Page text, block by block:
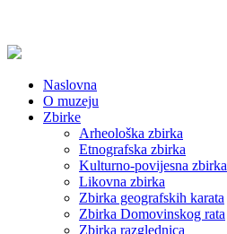
Naslovna
O muzeju
Zbirke
Arheološka zbirka
Etnografska zbirka
Kulturno-povijesna zbirka
Likovna zbirka
Zbirka geografskih karata
Zbirka Domovinskog rata
Zbirka razglednica